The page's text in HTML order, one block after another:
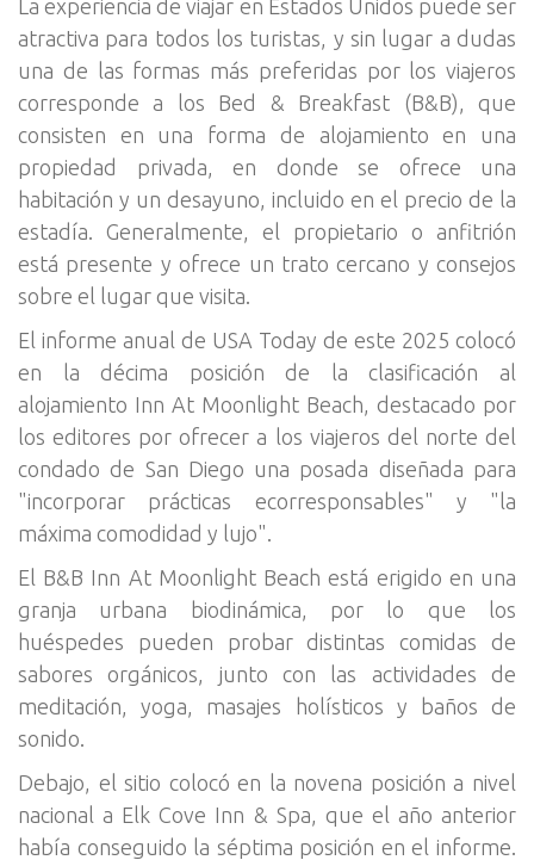
La experiencia de viajar en Estados Unidos puede ser
atractiva para todos los turistas, y sin lugar a dudas
una de las formas más preferidas por los viajeros
corresponde a los Bed & Breakfast (B&B), que
consisten en una forma de alojamiento en una
propiedad privada, en donde se ofrece una
habitación y un desayuno, incluido en el precio de la
estadía. Generalmente, el propietario o anfitrión
está presente y ofrece un trato cercano y consejos
sobre el lugar que visita.
El informe anual de USA Today de este 2025 colocó
en la décima posición de la clasificación al
alojamiento Inn At Moonlight Beach, destacado por
los editores por ofrecer a los viajeros del norte del
condado de San Diego una posada diseñada para
"incorporar prácticas ecorresponsables" y "la
máxima comodidad y lujo".
El B&B Inn At Moonlight Beach está erigido en una
granja urbana biodinámica, por lo que los
huéspedes pueden probar distintas comidas de
sabores orgánicos, junto con las actividades de
meditación, yoga, masajes holísticos y baños de
sonido.
Debajo, el sitio colocó en la novena posición a nivel
nacional a Elk Cove Inn & Spa, que el año anterior
había conseguido la séptima posición en el informe.